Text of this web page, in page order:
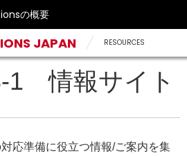
の概要
JAPAN RESOURCES
1 情報サイト
応準備に役立つ情報/ご案内を集